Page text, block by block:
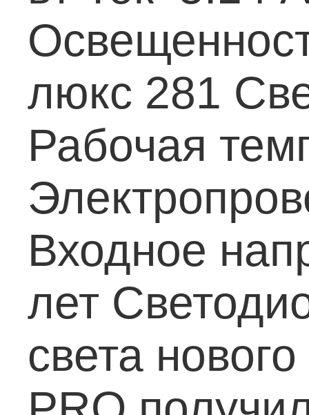
люкс 281
Рабочая
Входное
лет
света